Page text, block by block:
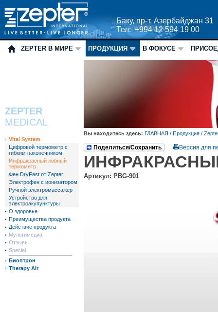
Баку, пр-т. Азербайджан 31
Тел: +994 12 594 19 00
ZEPTER В МИРЕ ПРОДУКЦИЯ В ФОКУСЕ
ZEPTER
MEDICAL
Vital System
Цифровой термометр с
гибким наконечником
Инфракрасный лобный
термометр
Фен DryFast от Zepter
Электрофен с ионизатором
Ручной электромассажер
Устройство для
электроакупунктуры
О здоровье
Преимущества продукта
Действие продукта
Мультимедиа
Отзывы
Special
Биоптрон
Therapy Air
Вы находитесь здесь: ГЛАВНАЯ / Продукция /
Поделиться/Сохранить Версия для
Артикул: PBG-901